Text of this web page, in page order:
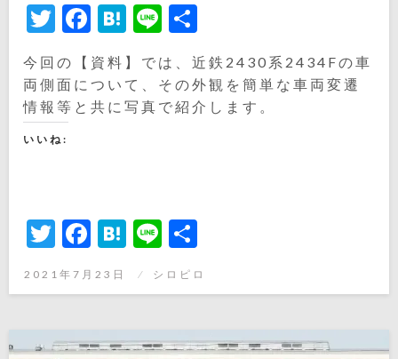
Twitter
Facebook
Hatena
Line
有
今回の【資料】では、近鉄2430系2434Fの車
両側面について、その外観を簡単な車両変遷
情報等と共に写真で紹介します。
いいね:
Twitter
Facebook
Hatena
Line
有
投
日:
2021年7月23日 シロピロ